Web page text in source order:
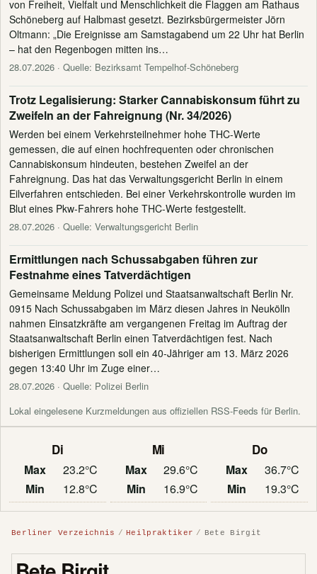
von Freiheit, Vielfalt und Menschlichkeit die Flaggen am Rathaus
Schöneberg auf Halbmast gesetzt. Bezirksbürgermeister Jörn
Oltmann: „Die Ereignisse am Samstagabend um 22 Uhr hat Berlin
– hat den Regenbogen mitten ins…
28.07.2026 · Quelle: Bezirksamt Tempelhof-Schöneberg
Trotz Legalisierung: Starker Cannabiskonsum führt zu
Zweifeln an der Fahreignung (Nr. 34/2026)
Werden bei einem Verkehrsteilnehmer hohe THC-Werte
gemessen, die auf einen hochfrequenten oder chronischen
Cannabiskonsum hindeuten, bestehen Zweifel an der
Fahreignung. Das hat das Verwaltungsgericht Berlin in einem
Eilverfahren entschieden. Bei einer Verkehrskontrolle wurden im
Blut eines Pkw-Fahrers hohe THC-Werte festgestellt.
28.07.2026 · Quelle: Verwaltungsgericht Berlin
Ermittlungen nach Schussabgaben führen zur
Festnahme eines Tatverdächtigen
Gemeinsame Meldung Polizei und Staatsanwaltschaft Berlin Nr.
0915 Nach Schussabgaben im März diesen Jahres in Neukölln
nahmen Einsatzkräfte am vergangenen Freitag im Auftrag der
Staatsanwaltschaft Berlin einen Tatverdächtigen fest. Nach
bisherigen Ermittlungen soll ein 40-Jähriger am 13. März 2026
gegen 13:40 Uhr im Zuge einer…
28.07.2026 · Quelle: Polizei Berlin
Lokal eingelesene Kurzmeldungen aus offiziellen RSS-Feeds für Berlin.
Di
Max
23.2°C
Min
12.8°C
Mi
Max
29.6°C
Min
16.9°C
Do
Max
36.7°C
Min
19.3°C
Berliner Verzeichnis Heilpraktiker Bete Birgit